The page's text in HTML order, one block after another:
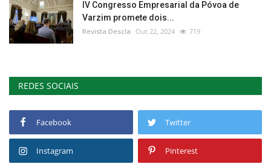
IV Congresso Empresarial da Póvoa de
Varzim promete dois...
Revista Descla Out 22, 2024 719
REDES SOCIAIS
Facebook Twitter
Instagram Pinterest